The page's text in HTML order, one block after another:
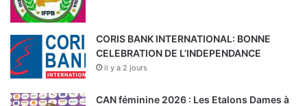
CORIS BANK INTERNATIONAL: BONNE
CELEBRATION DE L’INDEPENDANCE
il y a 2 jours
CAN féminine 2026 : Les Etalons Dames à